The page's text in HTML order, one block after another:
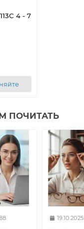
4 - 7
ПОЧИТАТЬ
19.10.2025